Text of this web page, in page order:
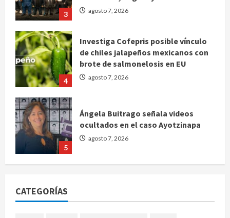
3 agosto 7, 2026
4
Investiga Cofepris posible vínculo
de chiles jalapeños mexicanos con
brote de salmonelosis en EU
agosto 7, 2026
5
Ángela Buitrago señala videos
ocultados en el caso Ayotzinapa
agosto 7, 2026
CATEGORÍAS